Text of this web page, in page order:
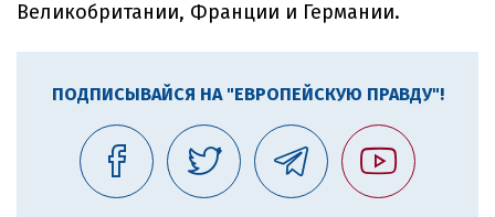
Великобритании, Франции и Германии.
ПОДПИСЫВАЙСЯ НА "ЕВРОПЕЙСКУЮ ПРАВДУ"!